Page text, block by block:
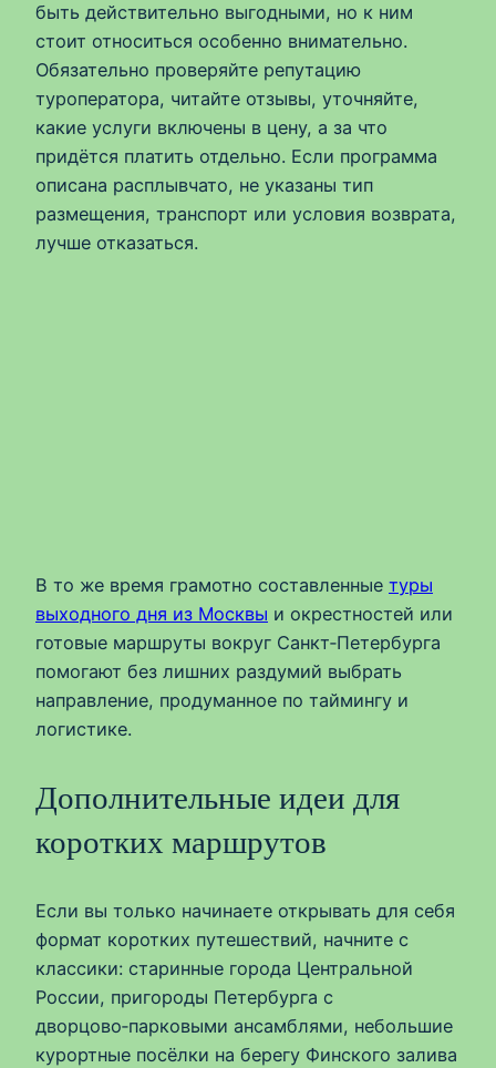
быть действительно выгодными, но к ним
стоит относиться особенно внимательно.
Обязательно проверяйте репутацию
туроператора, читайте отзывы, уточняйте,
какие услуги включены в цену, а за что
придётся платить отдельно. Если программа
описана расплывчато, не указаны тип
размещения, транспорт или условия возврата,
лучше отказаться.
В то же время грамотно составленные туры
выходного дня из Москвы и окрестностей или
готовые маршруты вокруг Санкт‑Петербурга
помогают без лишних раздумий выбрать
направление, продуманное по таймингу и
логистике.
Дополнительные идеи для
коротких маршрутов
Если вы только начинаете открывать для себя
формат коротких путешествий, начните с
классики: старинные города Центральной
России, пригороды Петербурга с
дворцово‑парковыми ансамблями, небольшие
курортные посёлки на берегу Финского залива